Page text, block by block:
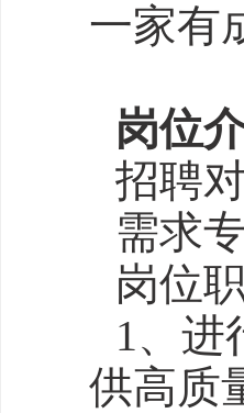
一家有
岗位
招聘
需求
岗位
1、进
供高质